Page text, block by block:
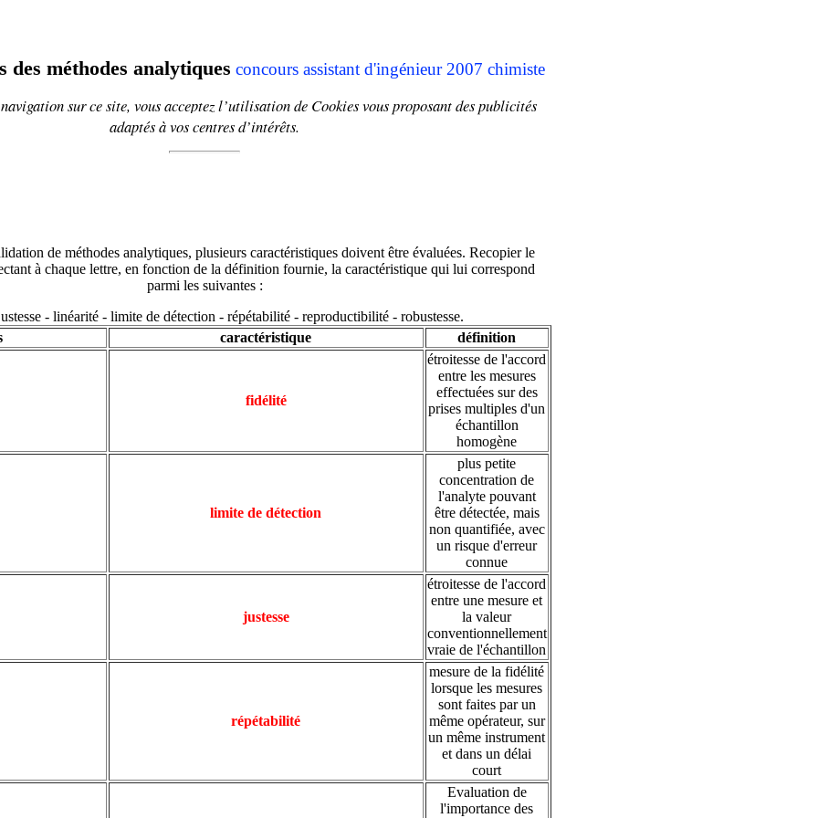
des méthodes analytiques concours assistant d'ingénieur 2007 chimiste
sur ce site, vous acceptez l’utilisation de Cookies vous proposant des publicités
adaptés à vos centres d’intérêts.
de méthodes analytiques, plusieurs caractéristiques doivent être évaluées. Recopier le
à chaque lettre, en fonction de la définition fournie, la caractéristique qui lui correspond
parmi les suivantes :
- linéarité - limite de détection - répétabilité - reproductibilité - robustesse.
caractéristique définition
fidélité
étroitesse de l'accord
entre les mesures
effectuées sur des
prises multiples d'un
échantillon
homogène
limite de détection
plus petite
concentration de
l'analyte pouvant
être détectée, mais
non quantifiée, avec
un risque d'erreur
connue
justesse
étroitesse de l'accord
entre une mesure et
la valeur
conventionnellement
vraie de l'échantillon
répétabilité
mesure de la fidélité
lorsque les mesures
sont faites par un
même opérateur, sur
un même instrument
et dans un délai
court
Evaluation de
l'importance des